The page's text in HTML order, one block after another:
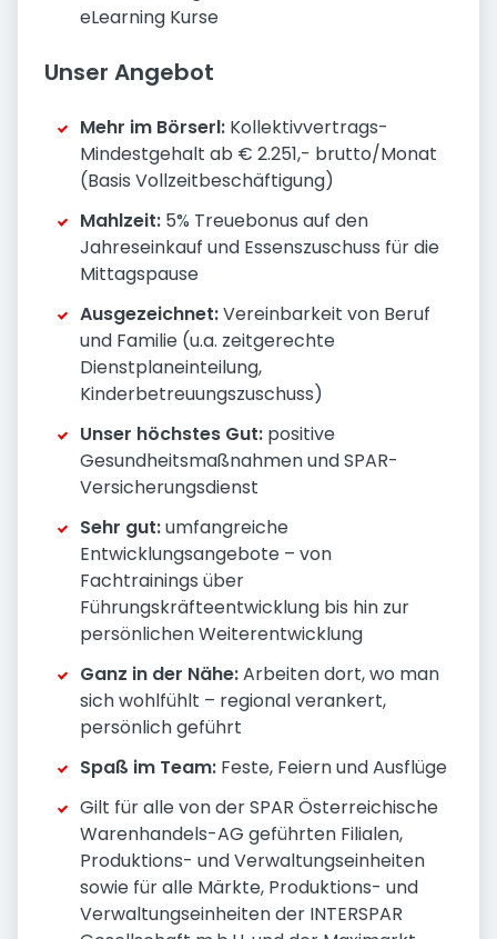
eLearning Kurse
Unser Angebot
Mehr im Börserl: Kollektivvertrags-
Mindestgehalt ab € 2.251,- brutto/Monat
(Basis Vollzeitbeschäftigung)
Mahlzeit: 5% Treuebonus auf den
Jahreseinkauf und Essenszuschuss für die
Mittagspause
Ausgezeichnet:Vereinbarkeit von Beruf
und Familie (u.a. zeitgerechte
Dienstplaneinteilung,
Kinderbetreuungszuschuss)
Unser höchstes Gut: positive
Gesundheitsmaßnahmen und SPAR-
Versicherungsdienst
Sehr gut:umfangreiche
Entwicklungsangebote – von
Fachtrainings über
Führungskräfteentwicklung bis hin zur
persönlichen Weiterentwicklung
Ganz in der Nähe:Arbeiten dort, wo man
sich wohlfühlt – regional verankert,
persönlich geführt
Spaß im Team: Feste, Feiern und Ausflüge
Gilt für alle von der SPAR Österreichische
Warenhandels-AG geführten Filialen,
Produktions- und Verwaltungseinheiten
sowie für alle Märkte, Produktions- und
Verwaltungseinheiten der INTERSPAR